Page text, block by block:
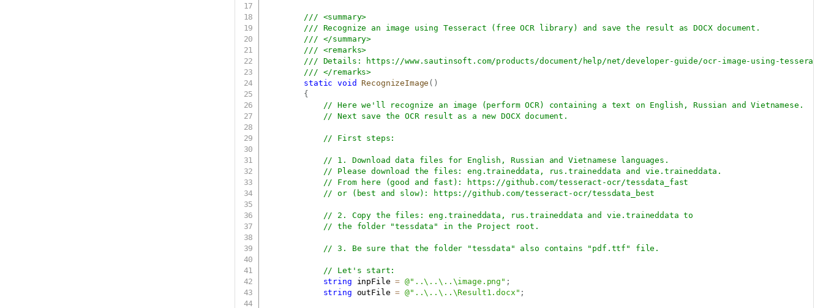
/// <summary>
/// Recognize an image using Tesseract (free OCR library) and save the result as DOCX document.
/// </summary>
/// <remarks>
/// Details:
https://www.sautinsoft.com/products/document/help/net/developer-guide/ocr-image-using-
/// </remarks>
static
void RecognizeImage ( )
{
// Here we'll recognize an image (perform OCR) containing a text on English, Russian and Vietnamese.
// Next save the OCR result as a new DOCX document.
// First steps:
// 1. Download data files for English, Russian and Vietnamese languages.
// Please download the files: eng.traineddata, rus.traineddata and vie.traineddata.
// From here (good and fast):
https://github.com/tesseract-ocr/tessdata_fast
// or (best and slow):
https://github.com/tesseract-ocr/tessdata_best
// 2. Copy the files: eng.traineddata, rus.traineddata and vie.traineddata to
// the folder "tessdata" in the Project root.
// 3. Be sure that the folder "tessdata" also contains "pdf.ttf" file.
// Let's start:
string inpFile = @"..\..\..\image.png" ;
string outFile = @"..\..\..\Result1.docx" ;